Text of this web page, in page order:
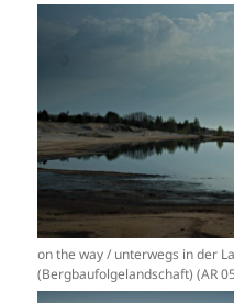
on the way / unterwegs in der
(Bergbaufolgelandschaft) (AR